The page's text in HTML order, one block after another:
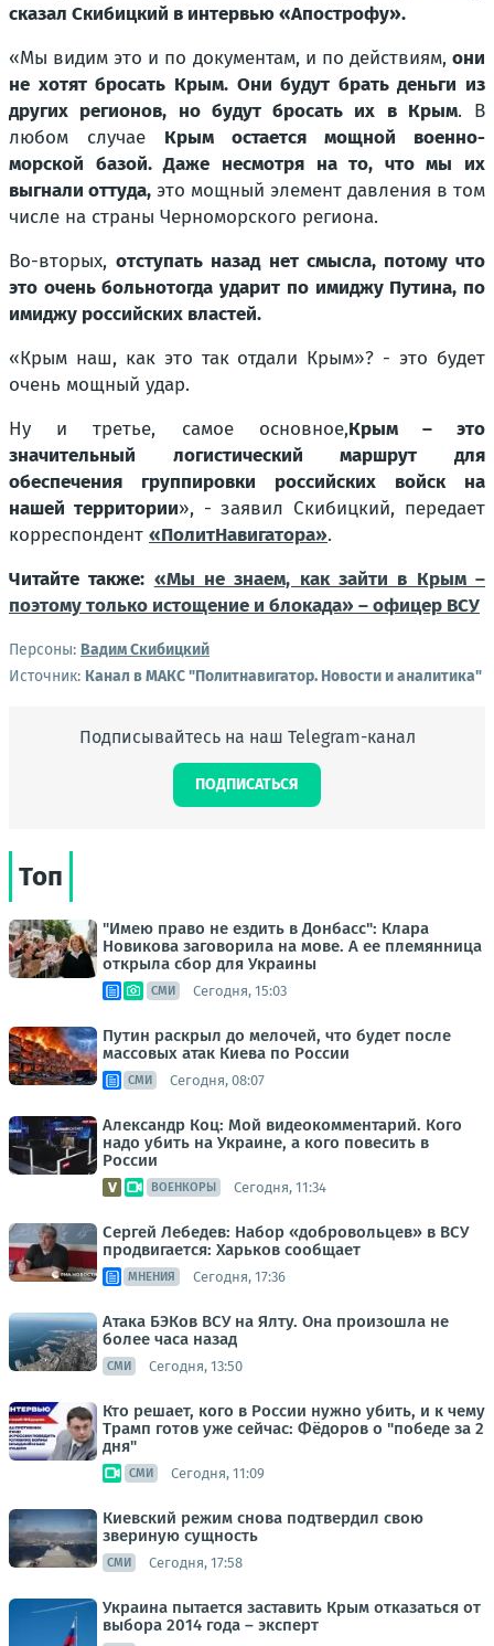
сказал Скибицкий в интервью «Апострофу».
«Мы видим это и по документам, и по действиям, они
не хотят бросать Крым. Они будут брать деньги из
других регионов, но будут бросать их в Крым. В
любом случае Крым остается мощной военно-
морской базой. Даже несмотря на то, что мы их
выгнали оттуда, это мощный элемент давления в том
числе на страны Черноморского региона.
Во-вторых,отступать назад нет смысла, потому что
это очень больнотогда ударит по имиджу Путина, по
имиджу российских властей.
«Крым наш, как это так отдали Крым»? - это будет
очень мощный удар.
Ну и третье, самое основное,Крым – это
значительный логистический маршрут для
обеспечения группировки российских войск на
нашей территории», - заявил Скибицкий, передает
корреспондент «ПолитНавигатора».
Читайте также: «Мы не знаем, как зайти в Крым –
поэтому только истощение и блокада» – офицер ВСУ
Персоны: Вадим Скибицкий
Источник: Канал в МАКС "Политнавигатор. Новости и аналитика"
Подписывайтесь на наш Telegram-канал
ПОДПИСАТЬСЯ
Топ
"Имею право не ездить в Донбасс": Клара
Новикова заговорила на мове. А ее племянница
открыла сбор для Украины
СМИ Сегодня, 15:03
Путин раскрыл до мелочей, что будет после
массовых атак Киева по России
СМИ Сегодня, 08:07
Александр Коц: Мой видеокомментарий. Кого
надо убить на Украине, а кого повесить в
России
ВОЕНКОРЫ Сегодня, 11:34
Сергей Лебедев: Набор «добровольцев» в ВСУ
продвигается: Харьков сообщает
МНЕНИЯ Сегодня, 17:36
Атака БЭКов ВСУ на Ялту. Она произошла не
более часа назад
СМИ Сегодня, 13:50
Кто решает, кого в России нужно убить, и к чему
Трамп готов уже сейчас: Фёдоров о "победе за 2
дня"
СМИ Сегодня, 11:09
Киевский режим снова подтвердил свою
звериную сущность
СМИ Сегодня, 17:58
Украина пытается заставить Крым отказаться от
выбора 2014 года – эксперт